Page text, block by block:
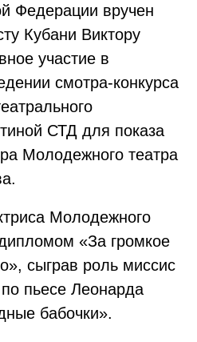
Федерации вручен
Кубани Виктору
участие в
смотра-конкурса
СТД для показа
Молодежного театра
Молодежного
«За громкое
сыграв роль миссис
пьесе Леонарда
бабочки».